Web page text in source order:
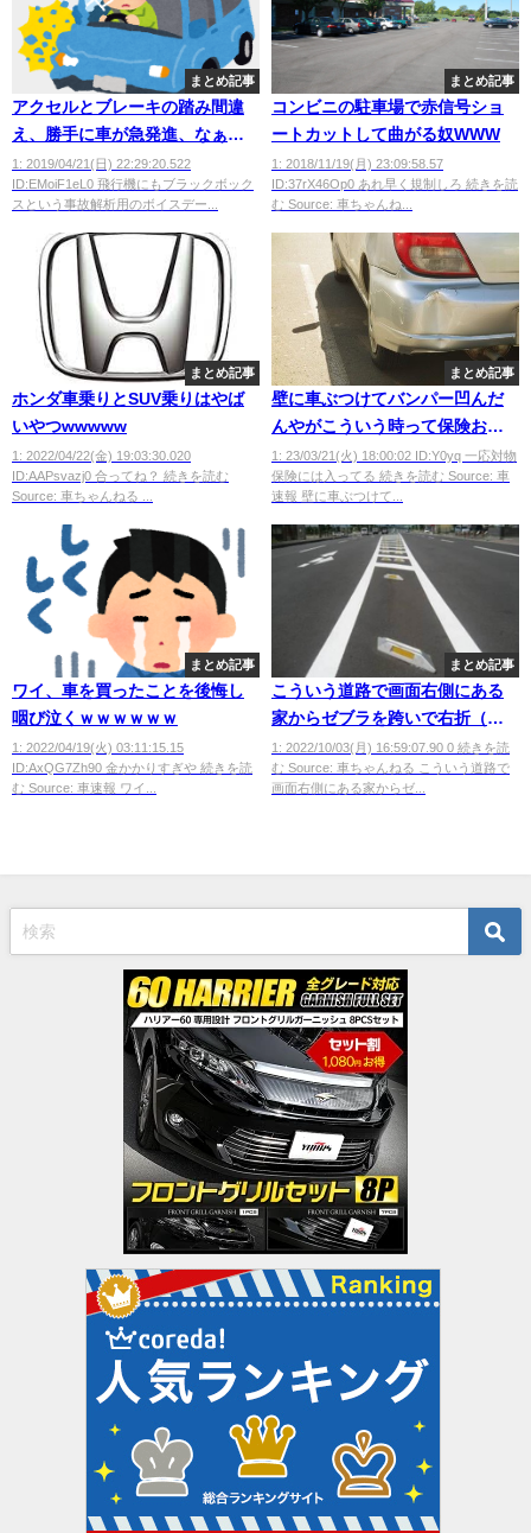
まとめ記事
アクセルとブレーキの踏み間違
え、勝手に車が急発進、なぁこ
れってドラレコを足元にも装着
義務化すべきじゃね？
1: 2019/04/21(日) 22:29:20.522
ID:EMoiF1eL0 飛行機にもブラックボック
スという事故解析用のボイスデー...
まとめ記事
コンビニの駐車場で赤信号ショ
ートカットして曲がる奴WWW
1: 2018/11/19(月) 23:09:58.57
ID:37rX46Op0 あれ早く規制しろ 続きを読
む Source: 車ちゃんね...
まとめ記事
ホンダ車乗りとSUV乗りはやば
いやつwwwww
1: 2022/04/22(金) 19:03:30.020
ID:AAPsvazj0 合ってね？ 続きを読む
Source: 車ちゃんねる ...
まとめ記事
壁に車ぶつけてバンパー凹んだ
んやがこういう時って保険おり
るん？
1: 23/03/21(火) 18:00:02 ID:Y0yq 一応対物
保険には入ってる 続きを読む Source: 車
速報 壁に車ぶつけて...
まとめ記事
ワイ、車を買ったことを後悔し
咽び泣くｗｗｗｗｗｗ
1: 2022/04/19(火) 03:11:15.15
ID:AxQG7Zh90 金かかりすぎや 続きを読
む Source: 車速報 ワイ...
まとめ記事
こういう道路で画面右側にある
家からゼブラを跨いで右折（車
両横断禁止の標識は無し）して
出ていくのって違反にならない
よな？
1: 2022/10/03(月) 16:59:07.90 0 続きを読
む Source: 車ちゃんねる こういう道路で
画面右側にある家からゼ...